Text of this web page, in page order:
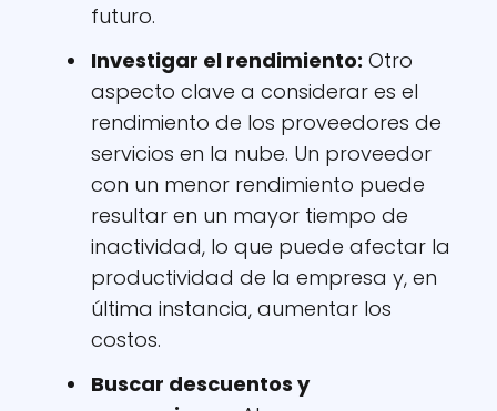
futuro.
Investigar el rendimiento: Otro
aspecto clave a considerar es el
rendimiento de los proveedores de
servicios en la nube. Un proveedor
con un menor rendimiento puede
resultar en un mayor tiempo de
inactividad, lo que puede afectar la
productividad de la empresa y, en
última instancia, aumentar los
costos.
Buscar descuentos y